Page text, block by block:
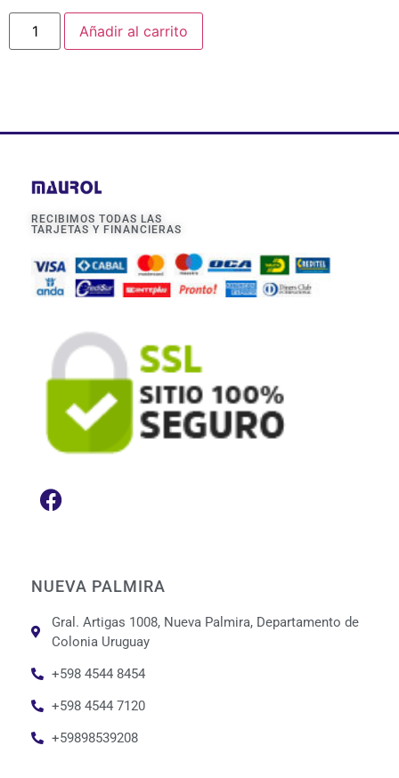
Añadir al carrito
RECIBIMOS TODAS LAS
TARJETAS Y FINANCIERAS
NUEVA PALMIRA
Gral. Artigas 1008, Nueva Palmira, Departamento de
Colonia Uruguay
+598 4544 8454
+598 4544 7120
+59898539208